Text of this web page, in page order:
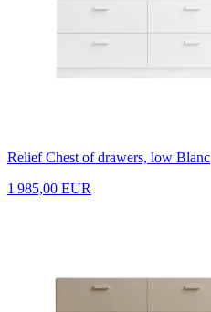
Relief Chest of drawers, low Blanc
1 985,00 EUR